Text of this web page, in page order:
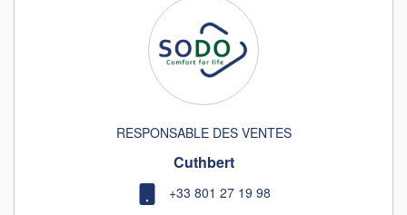
RESPONSABLE DES VENTES
Cuthbert
+33 801 27 19 98